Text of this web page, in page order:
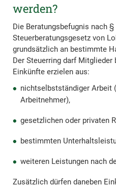
werden?
Die Beratungsbefugnis nach §
Steuerberatungsgesetz von
grundsätzlich an bestimmte
Der Steuerring darf Mitglieder
Einkünfte erzielen aus:
nichtselbstständiger Arbeit
Arbeitnehmer),
gesetzlichen oder privaten
bestimmten
weiteren Leistungen nach
Zusätzlich dürfen daneben